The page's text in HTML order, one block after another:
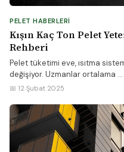
PELET HABERLERI
Kışın Kaç Ton Pelet
Rehberi
Pelet tüketimi eve, ısıtma
değişiyor. Uzmanlar ortalama ...
📅 12 Şubat 2025